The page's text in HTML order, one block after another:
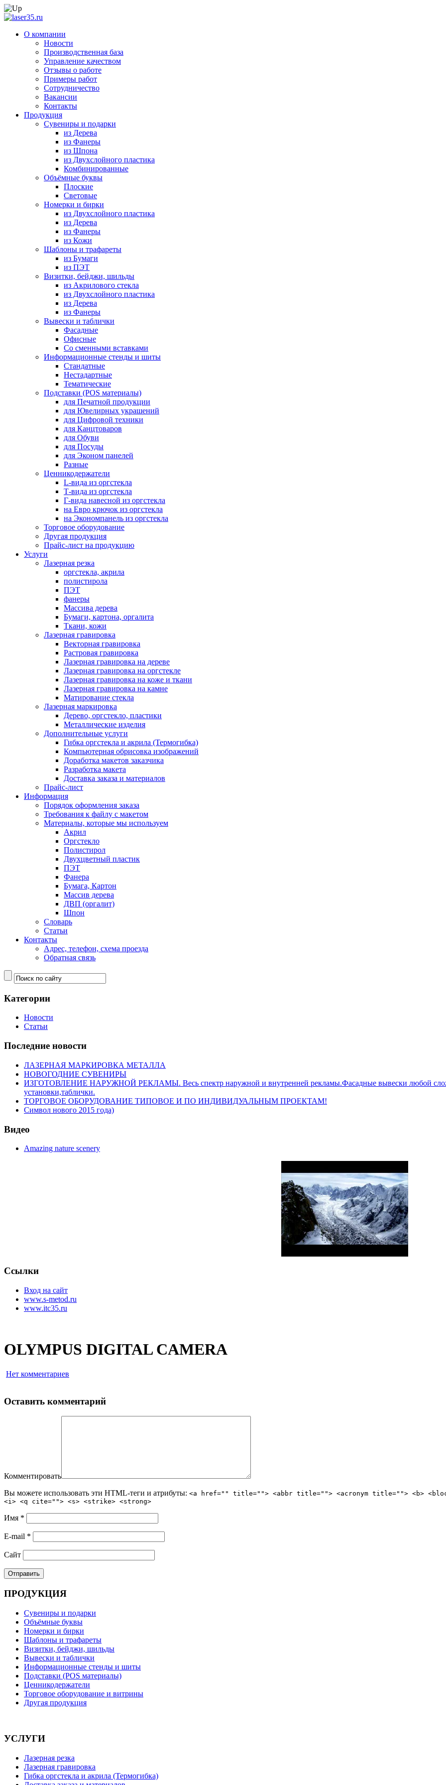
О компании
Новости
Производственная база
Управление качеством
Отзывы о работе
Примеры работ
Сотрудничество
Вакансии
Контакты
Продукция
Сувениры и подарки
из Дерева
из Фанеры
из Шпона
из Двухслойного пластика
Комбинированные
Объёмные буквы
Плоские
Световые
Номерки и бирки
из Двухслойного пластика
из Дерева
из Фанеры
из Кожи
Шаблоны и трафареты
из Бумаги
из ПЭТ
Визитки, бейджи, шильды
из Акрилового стекла
из Двухслойного пластика
из Дерева
из Фанеры
Вывески и таблички
Фасадные
Офисные
Со сменными вставками
Информационные стенды и шиты
Стандатные
Нестадартные
Тематические
Подставки (POS материалы)
для Печатной продукции
для Ювелирных украшений
для Цифровой техники
для Канцтоваров
для Обуви
для Посуды
для Эконом панелей
Разные
Ценникодержатели
L-вида из оргстекла
Т-вида из оргстекла
Г-вида навесной из оргстекла
на Евро крючок из оргстекла
на Экономпанель из оргстекла
Торговое оборудование
Другая продукция
Прайс-лист на продукцию
Услуги
Лазерная резка
оргстекла, акрила
полистирола
ПЭТ
фанеры
Массива дерева
Бумаги, картона, оргалита
Ткани, кожи
Лазерная гравировка
Векторная гравировка
Растровая гравировка
Лазерная гравировка на дереве
Лазерная гравировка на оргстекле
Лазерная гравировка на коже и ткани
Лазерная гравировка на камне
Матирование стекла
Лазерная маркировка
Дерево, оргстекло, пластики
Металлические изделия
Дополнительные услуги
Гибка оргстекла и акрила (Термогибка)
Компьютерная обрисовка изображений
Доработка макетов заказчика
Разработка макета
Доставка заказа и материалов
Прайс-лист
Информация
Порядок оформления заказа
Требования к файлу c макетом
Материалы, которые мы используем
Акрил
Оргстекло
Полистирол
Двухцветный пластик
ПЭТ
Фанера
Бумага, Картон
Массив дерева
ДВП (оргалит)
Шпон
Словарь
Статьи
Контакты
Адрес, телефон, схема проезда
Обратная связь
Категории
Новости
Статьи
Последние новости
ЛАЗЕРНАЯ МАРКИРОВКА МЕТАЛЛА
НОВОГОДНИЕ СУВЕНИРЫ
ИЗГОТОВЛЕНИЕ НАРУЖНОЙ РЕКЛАМЫ. Весь спектр наружной и внутренней рекламы.Фасадные вывески любой
установки,таблички.
ТОРГОВОЕ ОБОРУДОВАНИЕ ТИПОВОЕ И ПО ИНДИВИДУАЛЬНЫМ ПРОЕКТАМ!
Символ нового 2015 года)
Видео
Amazing nature scenery
Ссылки
Вход на сайт
www.s-metod.ru
www.itc35.ru
OLYMPUS DIGITAL CAMERA
Нет комментариев
Оставить комментарий
Комментировать
Вы можете использовать эти HTML-теги и атрибуты: <a href="" title=""> <abbr title=""> <acronym title=""> <b>
<i> <q cite=""> <s> <strike> <strong>
Имя *
E-mail *
Сайт
ПРОДУКЦИЯ
Сувениры и подарки
Объёмные буквы
Номерки и бирки
Шаблоны и трафареты
Визитки, бейджи, шильды
Вывески и таблички
Информационные стенды и шиты
Подставки (POS материалы)
Ценникодержатели
Торговое оборудование и витрины
Другая продукция
УСЛУГИ
Лазерная резка
Лазерная гравировка
Гибка оргстекла и акрила (Термогибка)